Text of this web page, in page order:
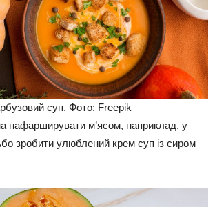
суп. Фото: Freepik
нафарширувати м’ясом, наприклад, у
зробити улюблений крем суп із сиром